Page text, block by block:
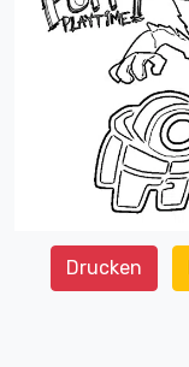
Drucken